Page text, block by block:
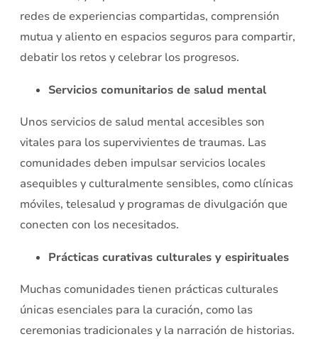
redes de experiencias compartidas, comprensión
mutua y aliento en espacios seguros para compartir,
debatir los retos y celebrar los progresos.
Servicios comunitarios de salud mental
Unos servicios de salud mental accesibles son
vitales para los supervivientes de traumas. Las
comunidades deben impulsar servicios locales
asequibles y culturalmente sensibles, como clínicas
móviles, telesalud y programas de divulgación que
conecten con los necesitados.
Prácticas curativas culturales y espirituales
Muchas comunidades tienen prácticas culturales
únicas esenciales para la curación, como las
ceremonias tradicionales y la narración de historias.